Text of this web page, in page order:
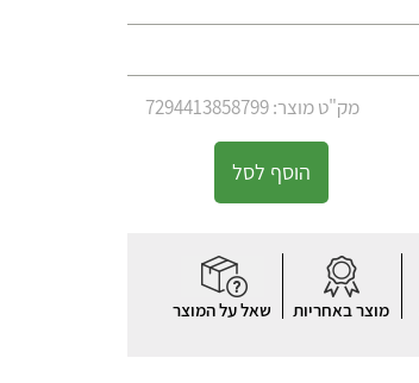
מק"ט מוצר: 7294413858799
הוסף לסל
מוצר באחריות שאל על המוצר